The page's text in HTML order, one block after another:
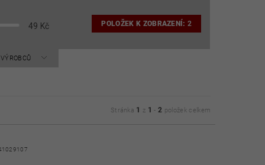
49 Kč POLOŽEK K ZOBRAZENÍ:2
Stránka 1 z 1 -2 položek celkem